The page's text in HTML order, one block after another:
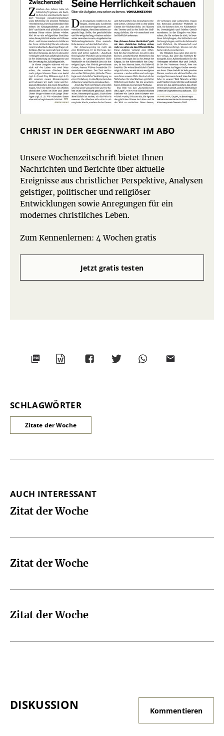
CHRIST IN DER GEGENWART IM ABO
Unsere Wochenzeitschrift bietet Ihnen
Nachrichten und Berichte über aktuelle
Ereignisse aus christlicher Perspektive, Analysen
geistiger, politischer und religiöser
Entwicklungen sowie Anregungen für ein
modernes christliches Leben.
Zum Kennenlernen: 4 Wochen gratis
Jetzt gratis testen
Überschrift
Artikel-
Infos
SCHLAGWÖRTER
Zitate der Woche
AUCH INTERESSANT
Zitat der Woche
Zitat der Woche
Zitat der Woche
DISKUSSION Kommentieren